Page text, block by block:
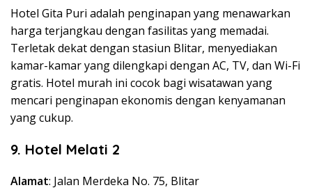
Hotel Gita Puri adalah penginapan yang menawarkan
harga terjangkau dengan fasilitas yang memadai.
Terletak dekat dengan stasiun Blitar, menyediakan
kamar-kamar yang dilengkapi dengan AC, TV, dan Wi-Fi
gratis. Hotel murah ini cocok bagi wisatawan yang
mencari penginapan ekonomis dengan kenyamanan
yang cukup.
9. Hotel Melati 2
Alamat: Jalan Merdeka No. 75, Blitar